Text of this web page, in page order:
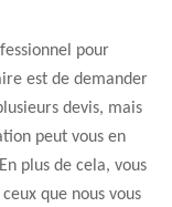
pour
est de demander
devis, mais
peut vous en
plus de cela, vous
que nous vous